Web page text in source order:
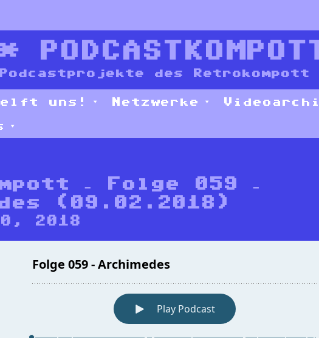
Podcastprojekte des Retrokompott
uns! Netzwerke
– Folge 059 –
(09.02.2018)
2018